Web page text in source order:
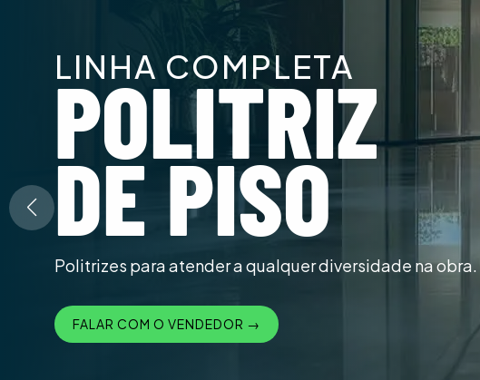
LINHA COMPLETA
POLITRIZ
DE PISO
Politrizes para atender a qualquer diversidade na obra.
FALAR COM O VENDEDOR →